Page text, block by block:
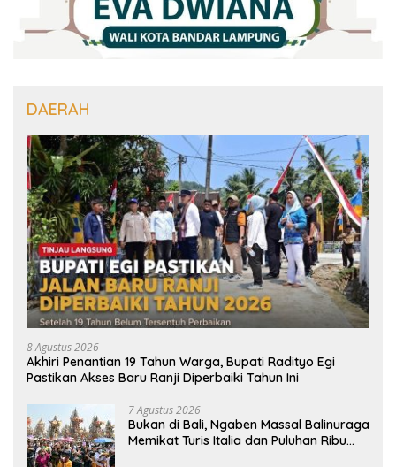
DAERAH
8 Agustus 2026
Akhiri Penantian 19 Tahun Warga, Bupati Radityo Egi
Pastikan Akses Baru Ranji Diperbaiki Tahun Ini
7 Agustus 2026
Bukan di Bali, Ngaben Massal Balinuraga
Memikat Turis Italia dan Puluhan Ribu